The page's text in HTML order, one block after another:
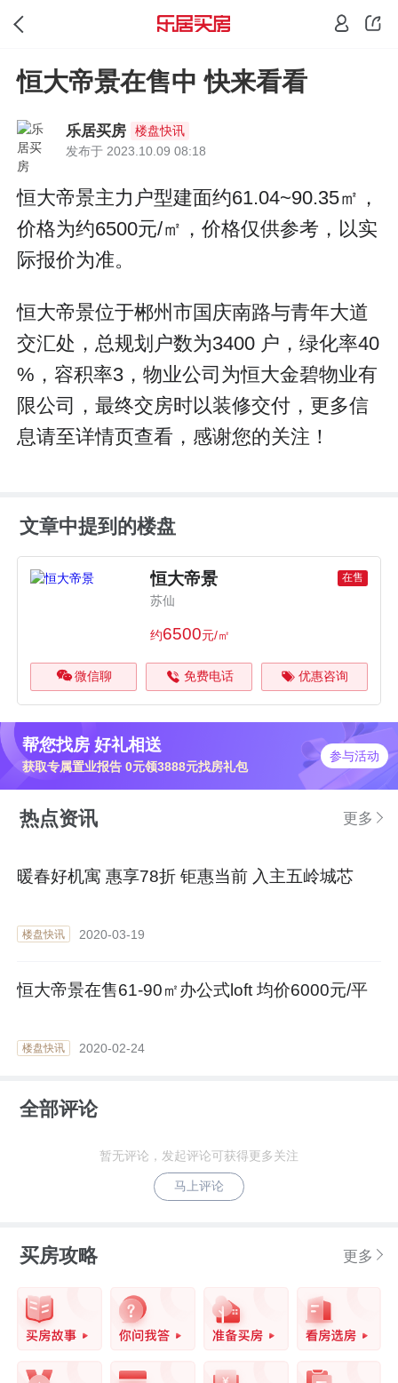
恒大帝景在售中 快来看看
乐居买房
楼盘快讯
发布于 2023.10.09 08:18
恒大帝景主力户型建面约61.04~90.35㎡，
价格为约6500元/㎡，价格仅供参考，以实
际报价为准。
恒大帝景位于郴州市国庆南路与青年大道
交汇处，总规划户数为3400 户，绿化率40
%，容积率3，物业公司为恒大金碧物业有
限公司，最终交房时以装修交付，更多信
息请至详情页查看，感谢您的关注！
文章中提到的楼盘
恒大帝景 在售
苏仙
约6500元/㎡
微信聊 免费电话 优惠咨询
帮您找房 好礼相送
获取专属置业报告 0元领3888元找房礼包
参与活动
热点资讯 更多
暖春好机寓 惠享78折 钜惠当前 入主五岭城芯
楼盘快讯 2020-03-19
恒大帝景在售61-90㎡办公式loft 均价6000元/平
楼盘快讯 2020-02-24
全部评论
暂无评论，发起评论可获得更多关注
马上评论
买房攻略 更多